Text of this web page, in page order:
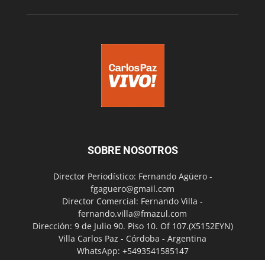
SOBRE NOSOTROS
Director Periodístico: Fernando Agüero -
fgaguero@gmail.com
Director Comercial: Fernando Villa -
fernando.villa@fmazul.com
Dirección: 9 de Julio 90. Piso 10. Of 107.(X5152EYN)
Villa Carlos Paz - Córdoba - Argentina
WhatsApp: +5493541585147